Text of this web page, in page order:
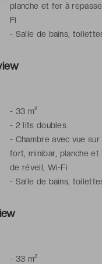
planche et fer à
Fi
- Salle de bains,
- 33 m²
- 2 lits doubles
- Chambre avec vue
fort, minibar, planche
de réveil, Wi-Fi
- Salle de bains,
- 33 m²